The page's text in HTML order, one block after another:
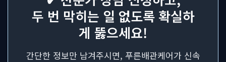
두 번 막히는 일 없도록 확실하
게 뚫으세요!
간단한 정보만 남겨주시면, 푸른배관케어가 신속